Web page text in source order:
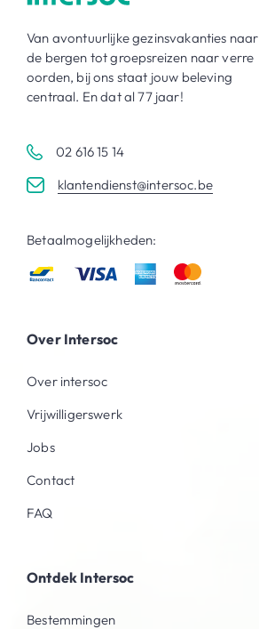
Van avontuurlijke gezinsvakanties naar
de bergen tot groepsreizen naar verre
oorden, bij ons staat jouw beleving
centraal. En dat al 77 jaar!
02 616 15 14
klantendienst@intersoc.be
Betaalmogelijkheden:
Over Intersoc
Over intersoc
Vrijwilligerswerk
Jobs
Contact
FAQ
Ontdek Intersoc
Bestemmingen